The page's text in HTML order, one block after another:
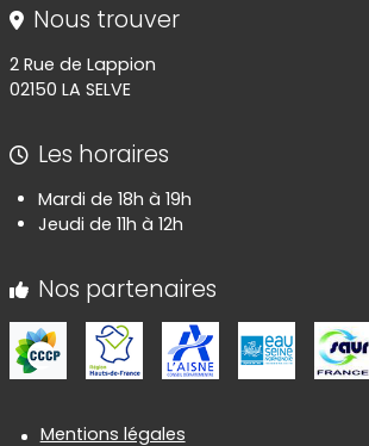
Nous trouver
2 Rue de Lappion
02150 LA SELVE
Les horaires
Mardi de 18h à 19h
Jeudi de 11h à 12h
Nos partenaires
Informations réglementaires
Mentions légales